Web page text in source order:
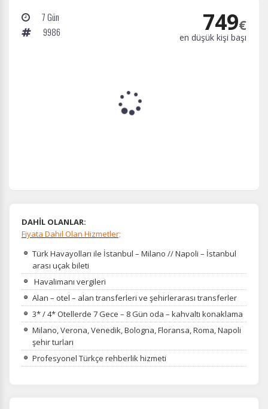
7 Gün
9986
749€
en düşük kişi başı
DAHİL OLANLAR:
Fiyata Dahil Olan Hizmetler;
Türk Havayolları ile İstanbul – Milano // Napoli – İstanbul
arası uçak bileti
Havalimanı vergileri
Alan – otel – alan transferleri ve şehirlerarası transferler
3* / 4* Otellerde 7 Gece – 8 Gün oda – kahvaltı konaklama
Milano, Verona, Venedik, Bologna, Floransa, Roma, Napoli
şehir turları
Profesyonel Türkçe rehberlik hizmeti